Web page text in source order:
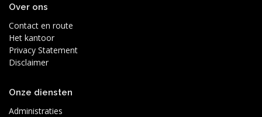
Over ons
Contact en route
Het kantoor
Privacy Statement
Disclaimer
Onze diensten
Administraties